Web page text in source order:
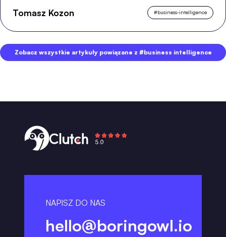
Tomasz Kozon #business-intelligence
Zobacz wszystkie artykuły powiązane z #business intelligence
NAPISZ DO NAS
hello@boringowl.io